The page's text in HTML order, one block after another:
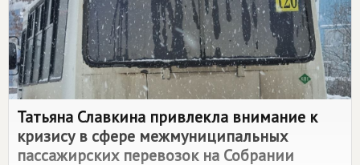
Татьяна Славкина привлекла внимание к
кризису в сфере межмуниципальных
пассажирских перевозок на Собрании